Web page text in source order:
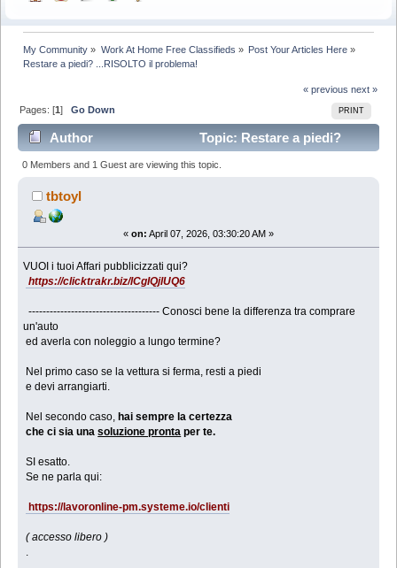
My Community » Work At Home Free Classifieds » Post Your Articles Here»
Restare a piedi? ...RISOLTO il problema!
« previous next »
PRINT
Pages: [1]Go Down
Author
Topic: Restare a piedi?
...RISOLTO il problema! (Read 3604 times)
0 Members and 1 Guest are viewing this topic.
tbtoyl
« on: April 07, 2026, 03:30:20 AM »
VUOI i tuoi Affari pubblicizzati qui?
https://clicktrakr.biz/lCgIQjlUQ6
------------------------------------- Conosci bene la differenza tra comprare
un'auto
ed averla con noleggio a lungo termine?
Nel primo caso se la vettura si ferma, resti a piedi
e devi arrangiarti.
Nel secondo caso,hai sempre la certezza
che ci sia unasoluzione pronta per te.
SI esatto.
Se ne parla qui:
https://lavoronline-pm.systeme.io/clienti
( accesso libero )